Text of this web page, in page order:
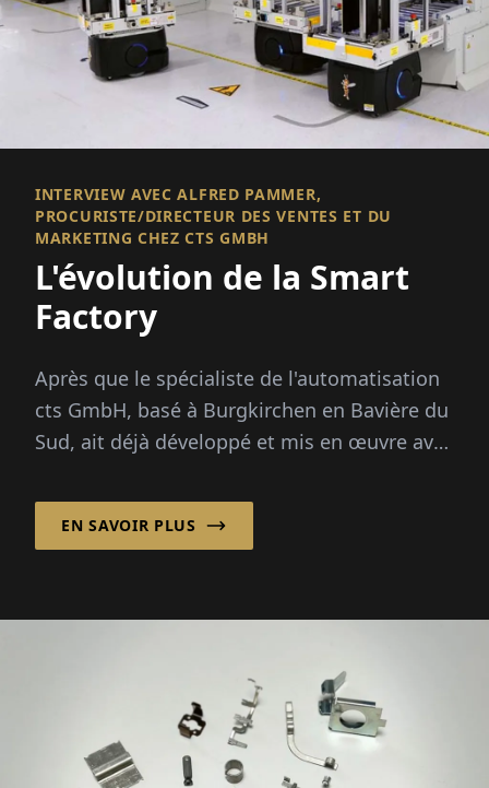
INTERVIEW AVEC ALFRED PAMMER,
PROCURISTE/DIRECTEUR DES VENTES ET DU
MARKETING CHEZ CTS GMBH
L'évolution de la Smart
Factory
Après que le spécialiste de l'automatisation
cts GmbH, basé à Burgkirchen en Bavière du
Sud, ait déjà développé et mis en œuvre avec
intelligentes pour les applications de
stockage...
EN SAVOIR PLUS